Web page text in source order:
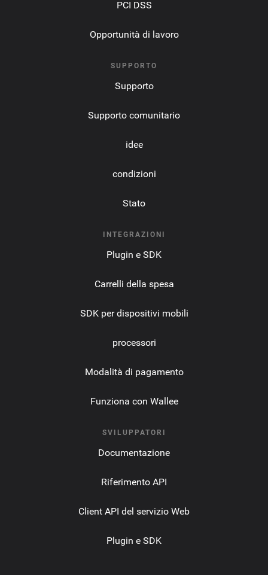
PCI DSS
Opportunità di lavoro
SUPPORTO
Supporto
Supporto comunitario
idee
condizioni
Stato
INTEGRAZIONI
Plugin e SDK
Carrelli della spesa
SDK per dispositivi mobili
processori
Modalità di pagamento
Funziona con Wallee
SVILUPPATORI
Documentazione
Riferimento API
Client API del servizio Web
Plugin e SDK